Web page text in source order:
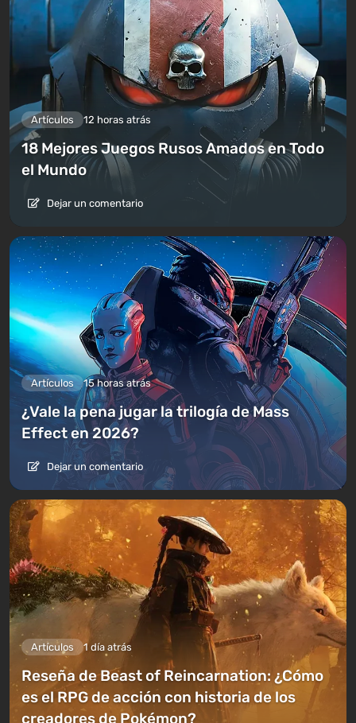
Artículos 12 horas atrás
18 Mejores Juegos Rusos Amados en Todo
el Mundo
Dejar un comentario
Artículos 15 horas atrás
¿Vale la pena jugar la trilogía de Mass
Effect en 2026?
Dejar un comentario
Artículos 1 día atrás
Reseña de Beast of Reincarnation: ¿Cómo
es el RPG de acción con historia de los
creadores de Pokémon?